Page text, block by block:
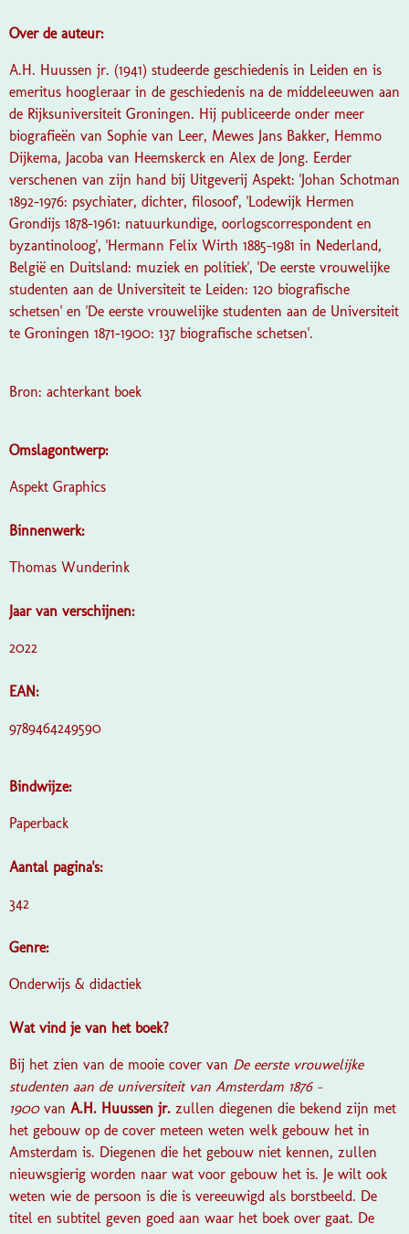
Over de auteur:
A.H. Huussen jr. (1941) studeerde geschiedenis in Leiden en is
emeritus hoogleraar in de geschiedenis na de middeleeuwen aan
de Rijksuniversiteit Groningen. Hij publiceerde onder meer
biografieën van Sophie van Leer, Mewes Jans Bakker, Hemmo
Dijkema, Jacoba van Heemskerck en Alex de Jong. Eerder
verschenen van zijn hand bij Uitgeverij Aspekt: 'Johan Schotman
1892-1976: psychiater, dichter, filosoof', 'Lodewijk Hermen
Grondijs 1878-1961: natuurkundige, oorlogscorrespondent en
byzantinoloog', 'Hermann Felix Wirth 1885-1981 in Nederland,
België en Duitsland: muziek en politiek', 'De eerste vrouwelijke
studenten aan de Universiteit te Leiden: 120 biografische
schetsen' en 'De eerste vrouwelijke studenten aan de Universiteit
te Groningen 1871-1900: 137 biografische schetsen'.
Bron: achterkant boek
Omslagontwerp:
Aspekt Graphics
Binnenwerk:
Thomas Wunderink
Jaar van verschijnen:
2022
EAN:
9789464249590
Bindwijze:
Paperback
Aantal pagina's:
342
Genre:
Onderwijs & didactiek
Wat vind je van het boek?
Bij het zien van de mooie cover van De eerste vrouwelijke
studenten aan de universiteit van Amsterdam 1876 -
1900 van A.H. Huussen jr. zullen diegenen die bekend zijn met
het gebouw op de cover meteen weten welk gebouw het in
Amsterdam is. Diegenen die het gebouw niet kennen, zullen
nieuwsgierig worden naar wat voor gebouw het is. Je wilt ook
weten wie de persoon is die is vereeuwigd als borstbeeld. De
titel en subtitel geven goed aan waar het boek over gaat. De